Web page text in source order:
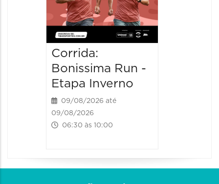
Corrida:
Bonissima Run -
Etapa Inverno
09/08/2026 até
09/08/2026
06:30 às 10:00